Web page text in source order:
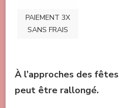
PAIEMENT 3X
SANS FRAIS
À l’approches des
peut être rallongé.